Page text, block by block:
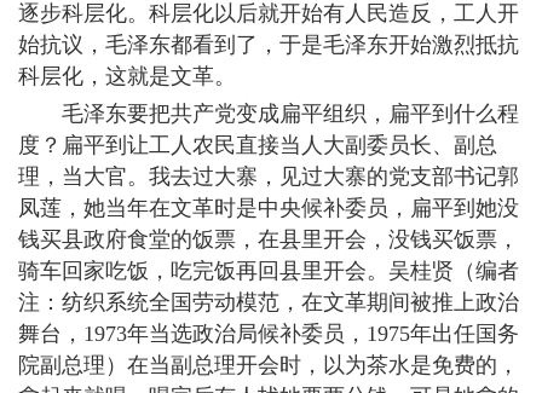
逐步科层化。科层化以后就开始有人民造反，工人开
始抗议，毛泽东都看到了，于是毛泽东开始激烈抵抗
科层化，这就是文革。
毛泽东要把共产党变成扁平组织，扁平到什么程
度？扁平到让工人农民直接当人大副委员长、副总
理，当大官。我去过大寨，见过大寨的党支部书记郭
凤莲，她当年在文革时是中央候补委员，扁平到她没
钱买县政府食堂的饭票，在县里开会，没钱买饭票，
骑车回家吃饭，吃完饭再回县里开会。吴桂贤（编者
注：纺织系统全国劳动模范，在文革期间被推上政治
舞台，1973年当选政治局候补委员，1975年出任国务
院副总理）在当副总理开会时，以为茶水是免费的，